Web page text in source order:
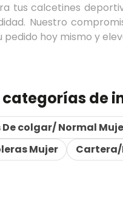
tus calcetines
Nuestro
pedido hoy mismo y
categorías de
De colgar/ Normal
Mujer
Cartera/